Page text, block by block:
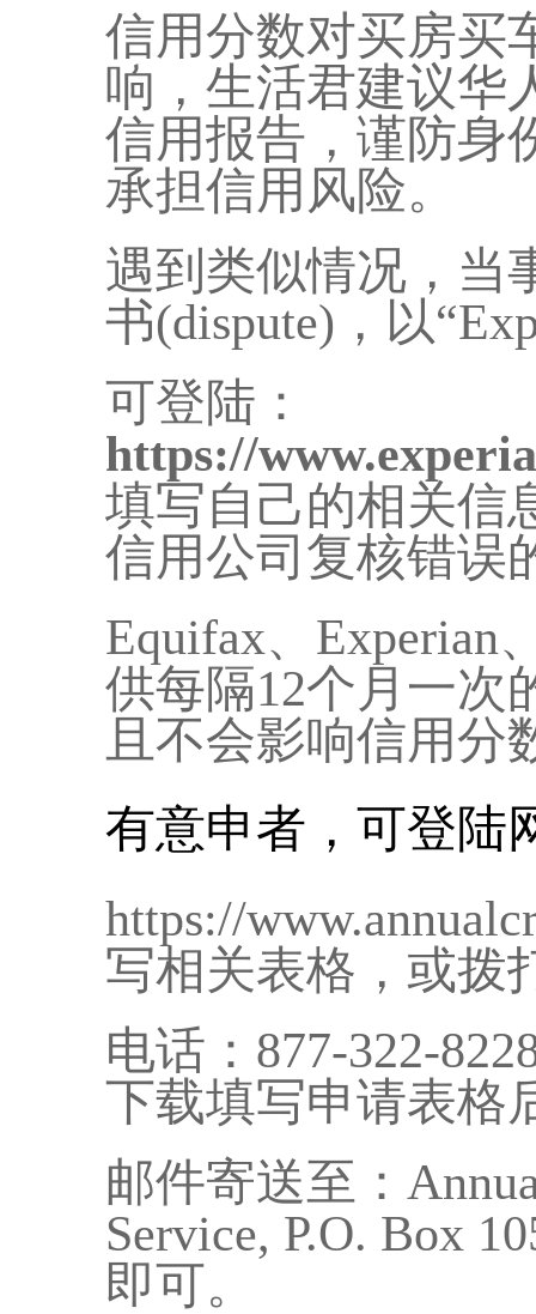
信用分数对买房买
响，生活君建议华
信用报告，谨防身
承担信用风险。
遇到类似情况，当
书(dispute)，以
可登陆：
https://
填写自己的相关信
信用公司复核错误
Equifax、Experian
供每隔12个月一次
且不会影响信用分
有意申者，可登陆
https://
写相关表格，或拨
电话：877-322-
下载填写申请表格
邮件寄送至：
Service, P.O. Box
即可。